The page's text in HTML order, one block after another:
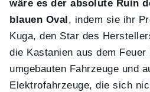
wäre es der absolute Ruin
blauen Oval , indem sie ihr
Kuga, den Star des
die Kastanien aus dem
umgebauten Fahrzeuge und
Elektrofahrzeuge, die sich